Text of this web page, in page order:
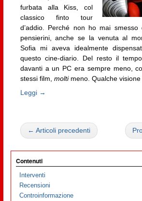
furbata alla Kiss, col
classico finto tour
d’addio. Perché non ho mai
pensierini, anche se la venuta al
Sofia mi aveva idealmente
questo cine-diario. Del resto il
davanti a un PC era sempre meno,
stessi film, molti meno. Qualche
Leggi →
← Articoli precedenti
Contenuti
Interventi
Recensioni
Controinformazione